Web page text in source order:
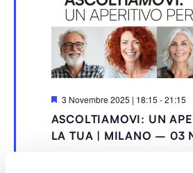
ASCOLTIAMOVI: UN
LA TUA | MILANO – 03
S
g
n
a
3 Novembre 2025 | 18:15 -21:15